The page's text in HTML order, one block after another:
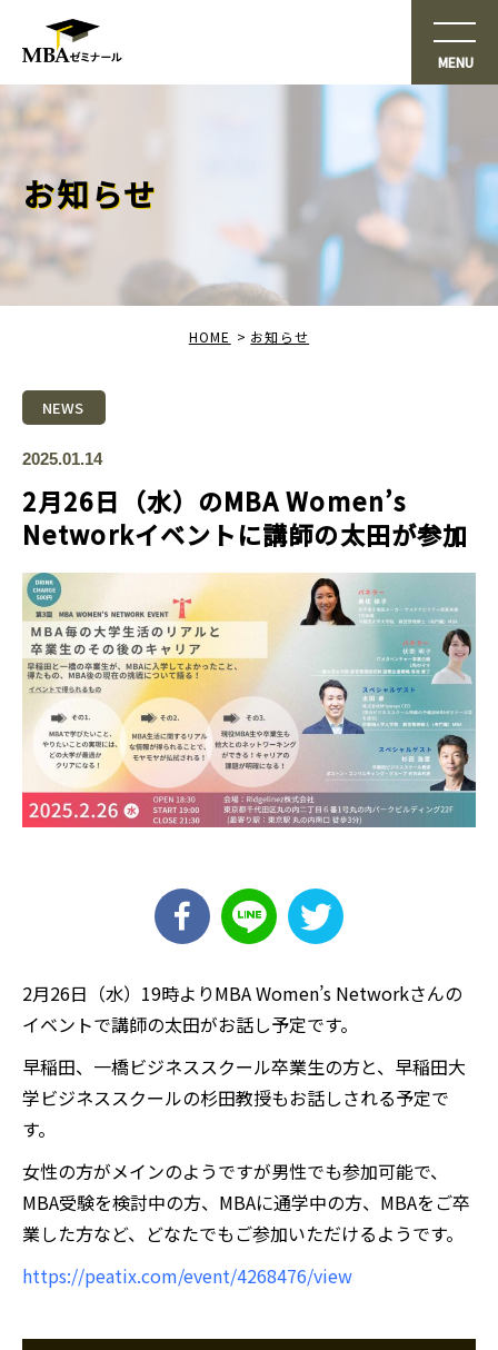
お知らせ
HOME お知らせ
NEWS
2025.01.14
2月26日（水）のMBA Women’s
Networkイベントに講師の太田が参加
2月26日（水）19時よりMBA Women’s Networkさんの
イベントで講師の太田がお話し予定です。
早稲田、一橋ビジネススクール卒業生の方と、早稲田大
学ビジネススクールの杉田教授もお話しされる予定で
す。
女性の方がメインのようですが男性でも参加可能で、
MBA受験を検討中の方、MBAに通学中の方、MBAをご卒
業した方など、どなたでもご参加いただけるようです。
https://peatix.com/event/4268476/view